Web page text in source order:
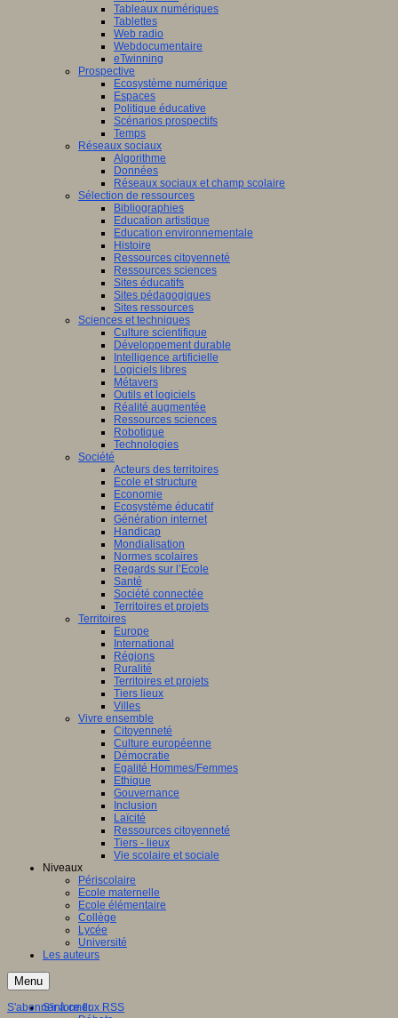
Tableaux numériques
Tablettes
Web radio
Webdocumentaire
eTwinning
Prospective
Ecosystème numérique
Espaces
Politique éducative
Scénarios prospectifs
Temps
Réseaux sociaux
Algorithme
Données
Réseaux sociaux et champ scolaire
Sélection de ressources
Bibliographies
Education artistique
Education environnementale
Histoire
Ressources citoyenneté
Ressources sciences
Sites éducatifs
Sites pédagogiques
Sites ressources
Sciences et techniques
Culture scientifique
Développement durable
Intelligence artificielle
Logiciels libres
Métavers
Outils et logiciels
Réalité augmentée
Ressources sciences
Robotique
Technologies
Société
Acteurs des territoires
Ecole et structure
Economie
Ecosystème éducatif
Génération internet
Handicap
Mondialisation
Normes scolaires
Regards sur l’Ecole
Santé
Société connectée
Territoires et projets
Territoires
Europe
International
Régions
Ruralité
Territoires et projets
Tiers lieux
Villes
Vivre ensemble
Citoyenneté
Culture européenne
Démocratie
Egalité Hommes/Femmes
Ethique
Gouvernance
Inclusion
Laïcité
Ressources citoyenneté
Tiers - lieux
Vie scolaire et sociale
Niveaux
Périscolaire
Ecole maternelle
Ecole élémentaire
Collège
Lycée
Université
Les auteurs
Menu
S'informer
S'abonner à ce flux RSS